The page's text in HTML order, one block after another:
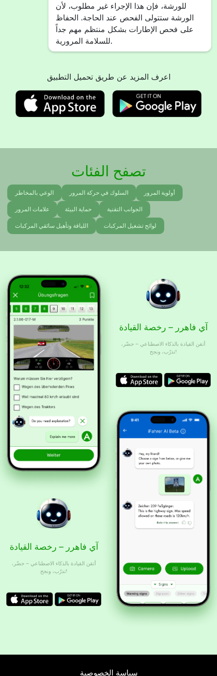
للورشة، فإن هذا الإجراء غير مطلوب، لأن
الورشة ستتولى الفحص عند الحاجة. الحفاظ
على فحص الإطارات بشكل منتظم مهم جداً
للسلامة المرورية.
اعرف المزيد عن طريق تحميل التطبيق
تصفح الفئات
الوعي بالمخاطر السلوك في حركة المرور أولوية المرور
علامات المرور حماية البيئة الجوانب التقنية
اللياقة وتأهيل سائقي المركبات لوائح تشغيل المركبات
آي فاهرر – رخصة القيادة
أتقن القيادة بالذكاء الاصطناعي – حضّر،
تدرّب، ونجح!
آي فاهرر – رخصة القيادة
أتقن القيادة بالذكاء الاصطناعي – حضّر،
تدرّب، ونجح!
سياسة الخصوصية